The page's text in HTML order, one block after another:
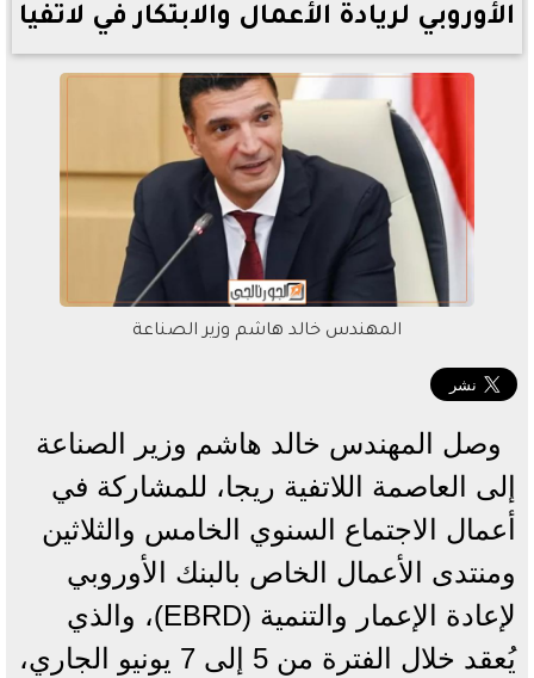
الأوروبي لريادة الأعمال والابتكار في لاتفيا
المهندس خالد هاشم وزير الصناعة
وصل المهندس خالد هاشم وزير الصناعة
إلى العاصمة اللاتفية ريجا، للمشاركة في
أعمال الاجتماع السنوي الخامس والثلاثين
ومنتدى الأعمال الخاص بالبنك الأوروبي
لإعادة الإعمار والتنمية (EBRD)، والذي
يُعقد خلال الفترة من 5 إلى 7 يونيو الجاري،